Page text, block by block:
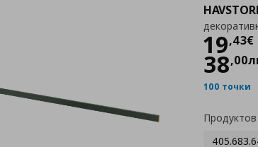
19,43€
Цена
38,00
100 точки